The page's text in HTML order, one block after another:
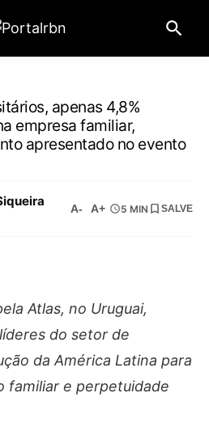
apenas 4,8%
empresa familiar,
apresentado no evento
A- A+ 5 MIN SALVE
Atlas, no Uruguai,
do setor de
da América Latina para
familiar e perpetuidade